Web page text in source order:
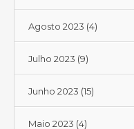
Agosto 2023 (4)
Julho 2023 (9)
Junho 2023 (15)
Maio 2023 (4)